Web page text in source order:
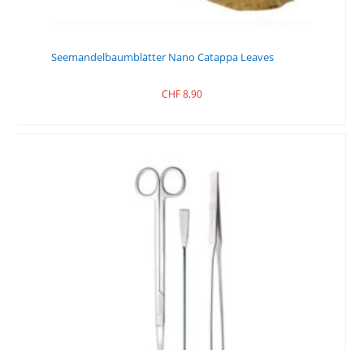
Seemandelbaumblätter Nano Catappa Leaves
CHF8.90